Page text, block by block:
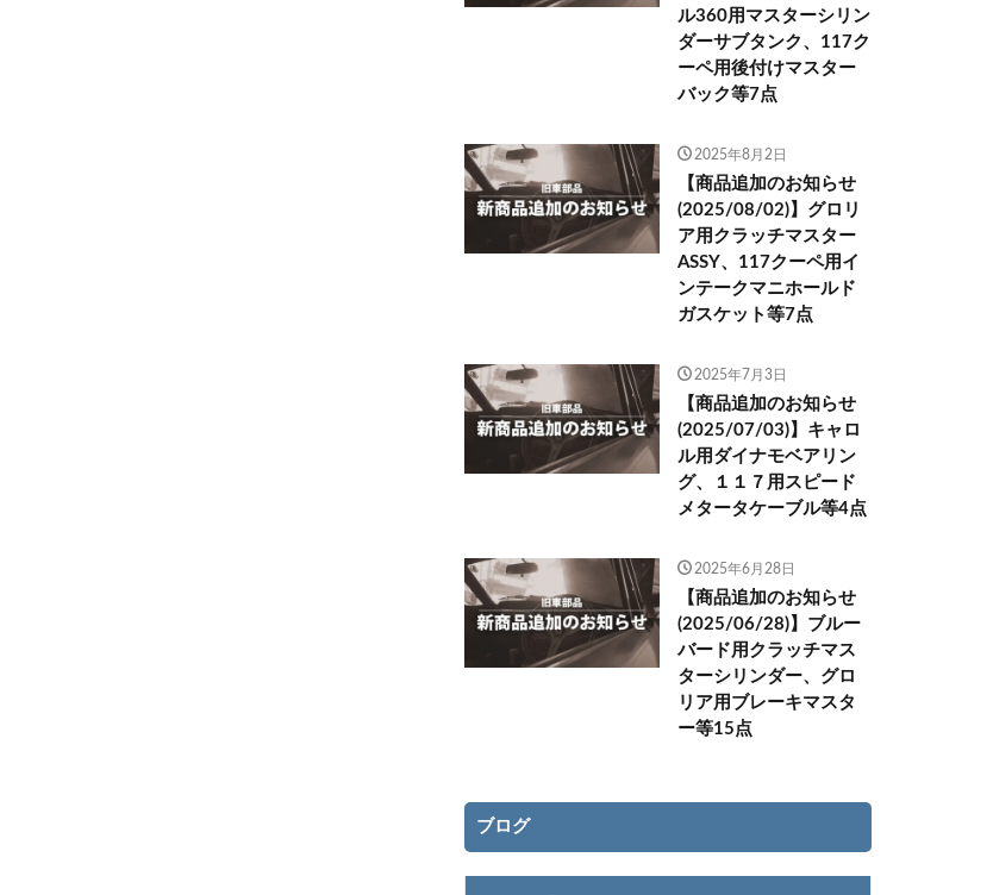
ル360用マスターシリン
ダーサブタンク、117ク
ーペ用後付けマスター
バック等7点
2025年8月2日
【商品追加のお知らせ
(2025/08/02)】グロリ
ア用クラッチマスター
ASSY、117クーペ用イ
ンテークマニホールド
ガスケット等7点
2025年7月3日
【商品追加のお知らせ
(2025/07/03)】キャロ
ル用ダイナモベアリン
グ、１１７用スピード
メタータケーブル等4点
2025年6月28日
【商品追加のお知らせ
(2025/06/28)】ブルー
バード用クラッチマス
ターシリンダー、グロ
リア用ブレーキマスタ
ー等15点
ブログ